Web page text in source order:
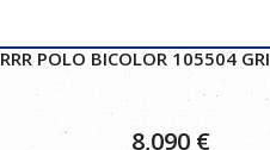
RRR POLO BICOLOR 105504
8,090 €